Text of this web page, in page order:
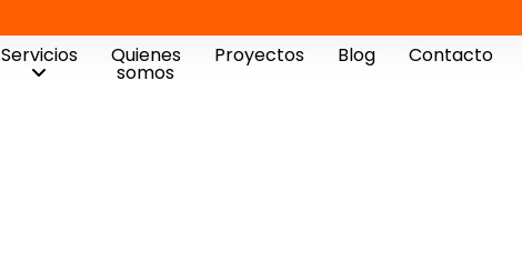
Servicios Quienes
somos
Proyectos Blog Contacto